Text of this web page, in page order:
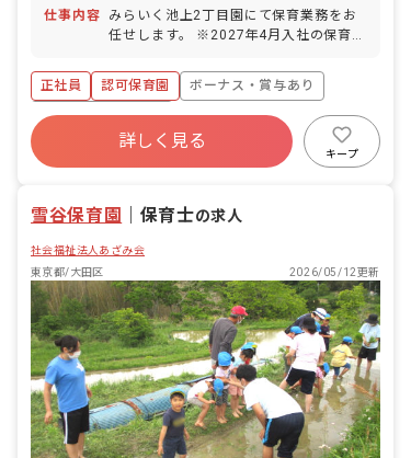
仕事内容
みらいく池上2丁目園にて保育業務をお
任せします。 ※2027年4月入社の保育士
ため、配属先は希望をお聞きしながら決
定します。 ■具体的な仕事内容 0歳から6
歳までのお子さまの保育業務をお任せし
ます。一人ひとりの個性に向き合い、豊
かな成長を促します。子どもたちの興味
には、現代と未来をつなぐ「子どもたち
められています。一人ひとりの子どもた
ちが、自分の個性と向き合い力強く輝け
るように。そのサポートをすることが私
たちの使命です。
正社員 認可保育園
ボーナス・賞与あり
年間休日120日以上
寮・住宅・家賃補助あり
社会保険完備
残業少なめ
詳しく見る
キープ
雪谷保育園 保育士の求人
社会福祉法人あざみ会
東京都/大田区
2026/05/12更新